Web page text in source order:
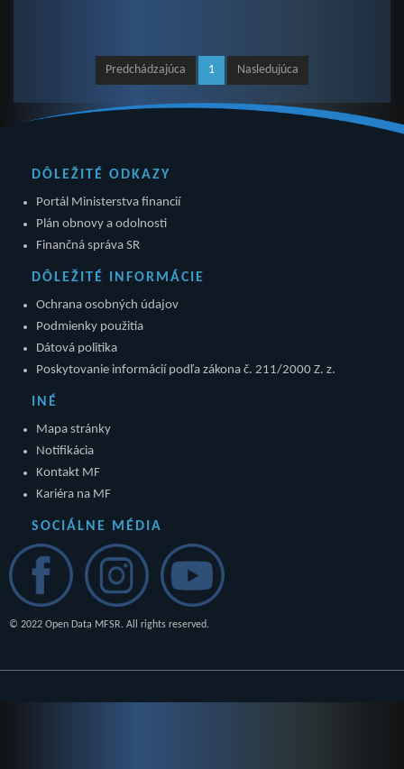
Predchádzajúca 1 Nasledujúca
DÔLEŽITÉ ODKAZY
Portál Ministerstva financií
Plán obnovy a odolnosti
Finančná správa SR
DÔLEŽITÉ INFORMÁCIE
Ochrana osobných údajov
Podmienky použitia
Dátová politika
Poskytovanie informácií podľa zákona č. 211/2000 Z. z.
INÉ
Mapa stránky
Notifikácia
Kontakt MF
Kariéra na MF
SOCIÁLNE MÉDIA
© 2022 Open Data MFSR. All rights reserved.